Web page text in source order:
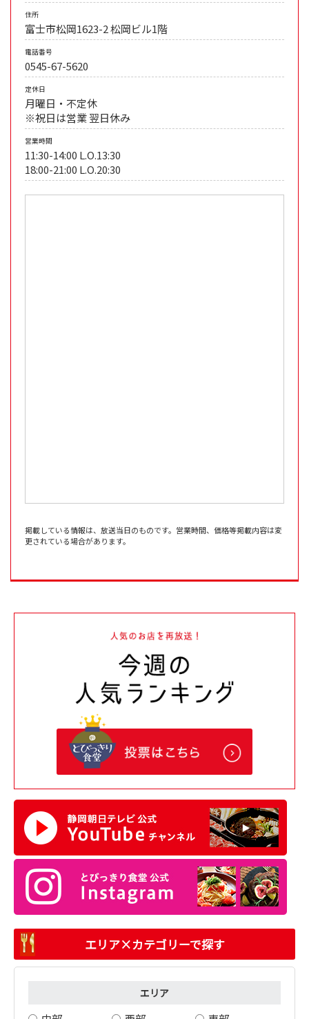
住所
富士市松岡1623-2 松岡ビル1階
電話番号
0545-67-5620
定休日
月曜日・不定休
※祝日は営業 翌日休み
営業時間
11:30-14:00 L.O.13:30
18:00-21:00 L.O.20:30
掲載している情報は、放送当日のものです。営業時間、価格等掲載内容は変
更されている場合があります。
エリア×カテゴリーで探す
エリア